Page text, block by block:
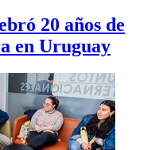
20 años de
en Uruguay